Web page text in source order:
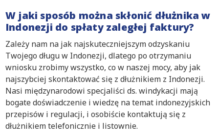
W jaki sposób można skłonić dłużnika w
Indonezji do spłaty zaległej faktury?
Zależy nam na jak najskuteczniejszym odzyskaniu
Twojego długu w Indonezji, dlatego po otrzymaniu
wniosku zrobimy wszystko, co w naszej mocy, aby jak
najszybciej skontaktować się z dłużnikiem z Indonezji.
Nasi międzynarodowi specjaliści ds. windykacji mają
bogate doświadczenie i wiedzę na temat indonezyjskich
przepisów i regulacji, i osobiście kontaktują się z
dłużnikiem telefonicznie i listownie.